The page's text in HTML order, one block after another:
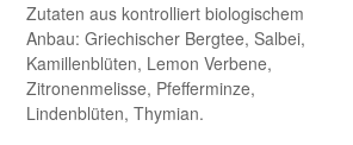
Zutaten aus kontrolliert biologischem
Anbau: Griechischer Bergtee, Salbei,
Kamillenblüten, Lemon Verbene,
Zitronenmelisse, Pfefferminze,
Lindenblüten, Thymian.